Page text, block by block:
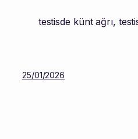
testisde künt ağrı,
25/01/2026